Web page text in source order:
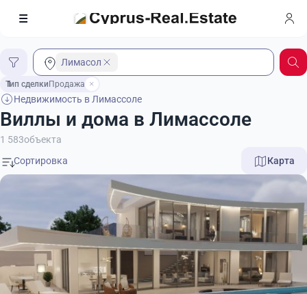
1
Лимасол
Тип сделки Продажа
Недвижимость в Лимассоле
Виллы и дома в Лимассоле
1 583объекта
Карта